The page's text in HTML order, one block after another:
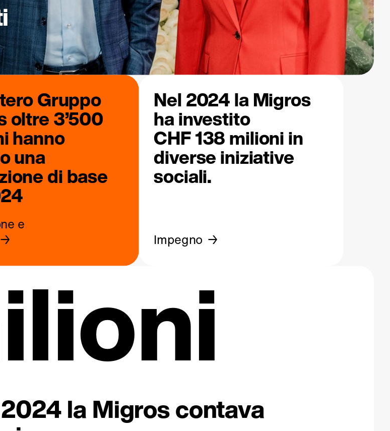
Gruppo
oltre 3’500
hanno
una
di base
e
Nel 2024 la Migros
ha investito
CHF 138 milioni in
diverse iniziative
sociali.
Impegno
la Migros contava